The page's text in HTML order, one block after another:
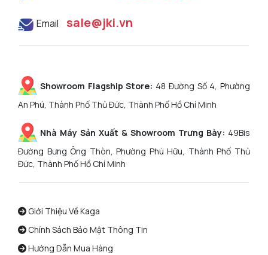
Email sale@jki.vn
Showroom Flagship Store: 48 Đường Số 4, Phường
An Phú, Thành Phố Thủ Đức, Thành Phố Hồ Chí Minh
Nhà Máy Sản Xuất & Showroom Trưng Bày: 49Bis
Đường Bưng Ông Thòn, Phường Phú Hữu, Thành Phố Thủ
Đức, Thành Phố Hồ Chí Minh
Giới Thiệu Về Kaga
Chính Sách Bảo Mật Thông Tin
Hướng Dẫn Mua Hàng